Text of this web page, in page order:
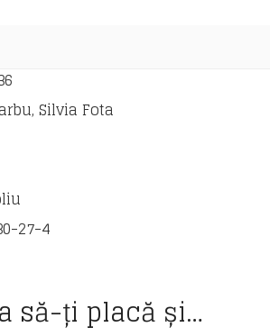
Silvia Fota
27-4
să-ți placă și…